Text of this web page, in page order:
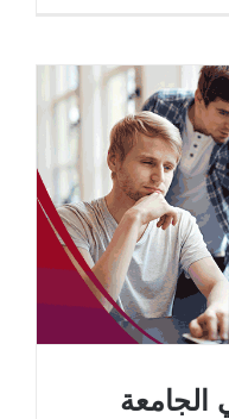
السورية
الجامعة